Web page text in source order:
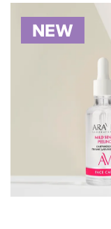
NEW